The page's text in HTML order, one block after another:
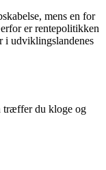
mens en for
er rentepolitikken
i udviklingslandenes
træffer du kloge og